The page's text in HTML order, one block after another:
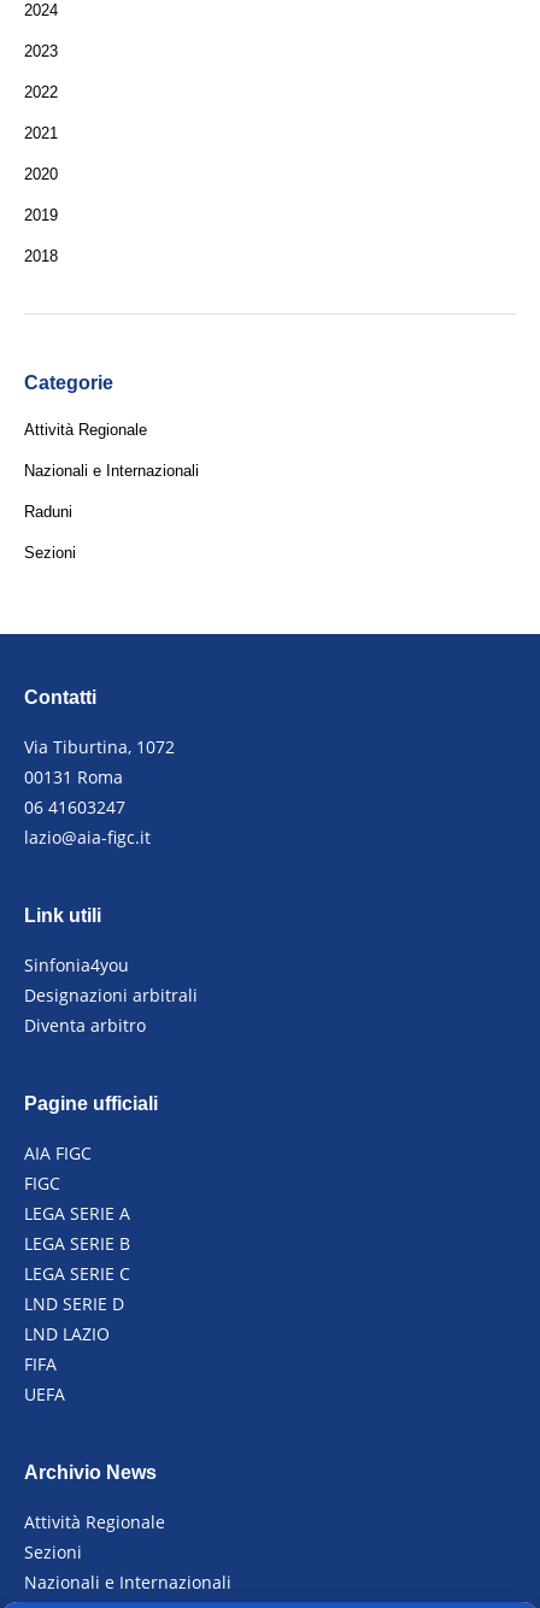
2024
2023
2022
2021
2020
2019
2018
Categorie
Attività Regionale
Nazionali e Internazionali
Raduni
Sezioni
Contatti
Via Tiburtina, 1072
00131 Roma
06 41603247
lazio@aia-figc.it
Link utili
Sinfonia4you
Designazioni arbitrali
Diventa arbitro
Pagine ufficiali
AIA FIGC
FIGC
LEGA SERIE A
LEGA SERIE B
LEGA SERIE C
LND SERIE D
LND LAZIO
FIFA
UEFA
Archivio News
Attività Regionale
Sezioni
Nazionali e Internazionali